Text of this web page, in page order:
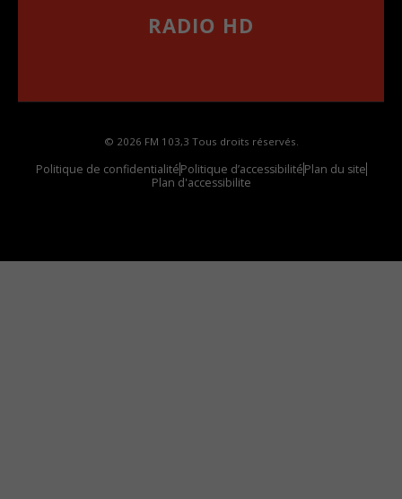
RADIO HD
© 2026 FM 103,3 Tous droits réservés.
Politique de confidentialitéPolitique d’accessibilitéPlan du site
Plan d'accessibilite